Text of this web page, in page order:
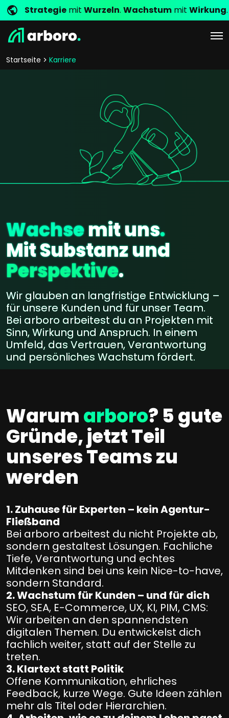
Strategie mit Wurzeln. Wachstum mit Wirkung.
Startseite Karriere
Wachsemit uns.
Mit Substanz und
Perspektive.
Wir glauben an langfristige Entwicklung –
für unsere Kunden und für unser Team.
Bei arboro arbeitest du an Projekten mit
Sinn, Wirkung und Anspruch. In einem
Umfeld, das Vertrauen, Verantwortung
und persönliches Wachstum fördert.
Warumarboro? 5 gute
Gründe, jetzt Teil
unseres Teams zu
werden
1. Zuhause für Experten – kein Agentur-
Fließband
Bei arboro arbeitest du nicht Projekte ab,
sondern gestaltest Lösungen. Fachliche
Tiefe, Verantwortung und echtes
Mitdenken sind bei uns kein Nice-to-have,
sondern Standard.
2. Wachstum für Kunden – und für dich
SEO, SEA, E-Commerce, UX, KI, PIM, CMS:
Wir arbeiten an den spannendsten
digitalen Themen. Du entwickelst dich
fachlich weiter, statt auf der Stelle zu
treten.
3. Klartext statt Politik
Offene Kommunikation, ehrliches
Feedback, kurze Wege. Gute Ideen zählen
mehr als Titel oder Hierarchien.